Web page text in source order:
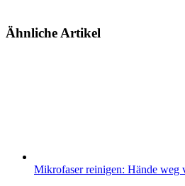
Ähnliche Artikel
Mikrofaser reinigen: Hände weg